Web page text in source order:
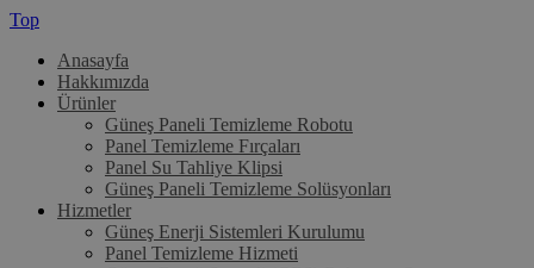
Top
Anasayfa
Hakkımızda
Ürünler
Güneş Paneli Temizleme Robotu
Panel Temizleme Fırçaları
Panel Su Tahliye Klipsi
Güneş Paneli Temizleme Solüsyonları
Hizmetler
Güneş Enerji Sistemleri Kurulumu
Panel Temizleme Hizmeti